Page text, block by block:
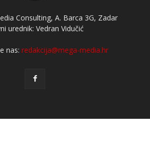
Consulting, A. Barca 3G, Zadar
urednik: Vedran Vidučić
nas:redakcija@mega-media.hr